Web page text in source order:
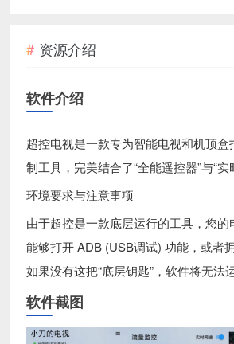
资源介绍
软件介绍
超控电视是一款专为智能电视和机顶
制工具，完美结合了“全能遥控器”与“实
环境要求与注意事项
由于超控是一款底层运行的工具，您的
能够打开 ADB (USB调试) 功能，或者
如果没有这把“底层钥匙”，软件将无法运
软件截图